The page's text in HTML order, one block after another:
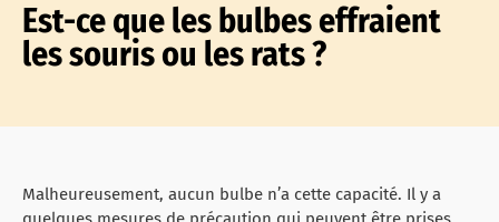
Est-ce que les bulbes effraient
les souris ou les rats ?
Malheureusement, aucun bulbe n’a cette capacité. Il y a